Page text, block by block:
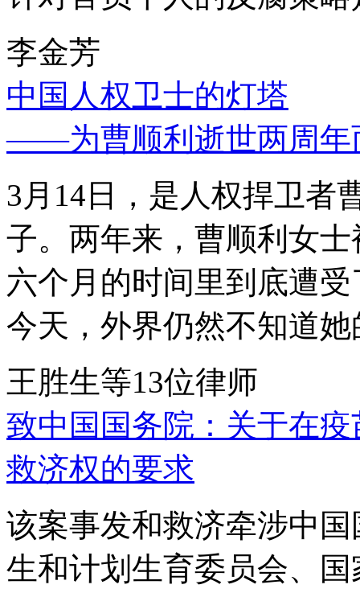
李金芳
中国人权卫士的灯塔
——为曹顺利逝世两周年
3月14日，是人权捍卫者
子。两年来，曹顺利女
六个月的时间里到底遭
今天，外界仍然不知道
王胜生等13位律师
致中国国务院：关于在
救济权的要求
该案事发和救济牵涉中
生和计划生育委员会、